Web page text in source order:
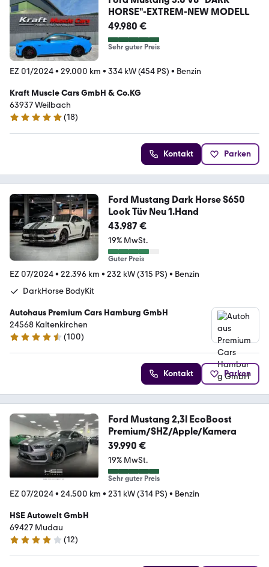
HORSE"-EXTREM-NEW MODELL
49.980 €
Sehr guter Preis
EZ 01/2024• 29.000 km • 334 kW (454 PS) • Benzin
Kraft Muscle Cars GmbH & Co.KG
63937 Weilbach
5 Sterne
(18)
Kontakt Parken
Ford Mustang Dark Horse S650
Look Tüv Neu 1.Hand
43.987 €
19% MwSt.
Guter Preis
EZ 07/2024• 22.396 km • 232 kW (315 PS) • Benzin
DarkHorse BodyKit
Autohaus Premium Cars Hamburg GmbH
24568 Kaltenkirchen
4.4 Sterne
(100)
Kontakt Parken
Ford Mustang 2,3l EcoBoost
Premium/SHZ/Apple/Kamera
39.990 €
19% MwSt.
Sehr guter Preis
EZ 07/2024• 24.500 km • 231 kW (314 PS) • Benzin
HSE Autowelt GmbH
69427 Mudau
4.2 Sterne
(12)